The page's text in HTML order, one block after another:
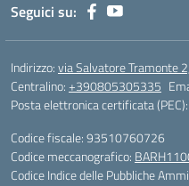
Seguici su:
Indirizzo:via Salvatore Tramonte
Centralino:+390805305335
Posta elettronica certificata (PEC):
Codice fiscale: 93510760726
Codice meccanografico:
Codice Indice delle Pubbliche